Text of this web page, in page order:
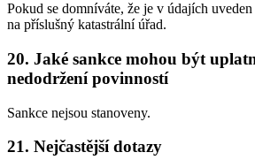
Pokud se domníváte, že je v údajích
na příslušný katastrální úřad.
20. Jaké sankce mohou být
nedodržení povinností
Sankce nejsou stanoveny.
21. Nejčastější dotazy